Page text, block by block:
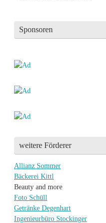
Sponsoren
weitere Förderer
Allianz Sommer
Bäckerei Kittl
Beauty and more
Foto Schüll
Getränke Degenhart
Ingenieurbüro Stockinger